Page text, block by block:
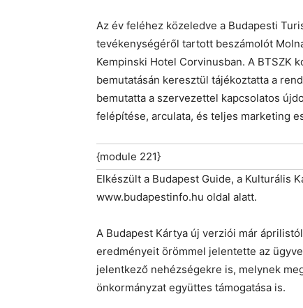
Az év feléhez közeledve a Budapesti
tevékenységéről tartott beszámolót
Kempinski Hotel Corvinusban. A BTSZK
bemutatásán keresztül tájékoztatta a
bemutatta a szervezettel kapcsolatos
felépítése, arculata, és teljes marketing
{module 221}
Elkészült a Budapest Guide, a Kulturális
www.budapestinfo.hu oldal alatt.
A Budapest Kártya új verziói már
eredményeit örömmel jelentette az
jelentkező nehézségekre is, melynek
önkormányzat együttes támogatása is.